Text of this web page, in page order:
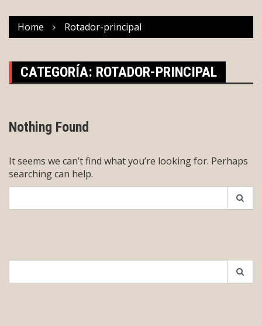
Home Rotador-principal
CATEGORÍA: ROTADOR-PRINCIPAL
Nothing Found
It seems we can’t find what you’re looking for. Perhaps
searching can help.